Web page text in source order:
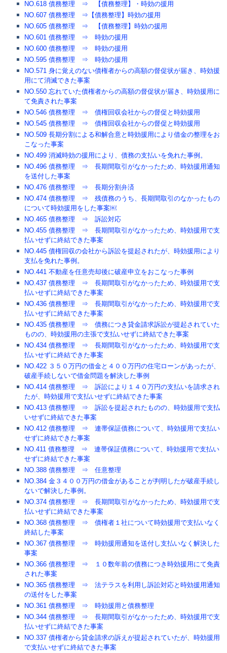
NO.618 債務整理 ⇒ 【債務整理】・時効の援用
NO.607 債務整理 ⇒【債務整理】時効の援用
NO.605 債務整理 ⇒ 【債務整理】時効の援用
NO.601 債務整理 ⇒ 時効の援用
NO.600 債務整理 ⇒ 時効の援用
NO.595 債務整理 ⇒ 時効の援用
NO.571 身に覚えのない債権者からの高額の督促状が届き、時効援
用にて消滅できた事案
NO.550 忘れていた債権者からの高額の督促状が届き、時効援用に
て免責された事案
NO.546 債務整理 ⇒ 債権回収会社からの督促と時効援用
NO.545 債務整理 ⇒ 債権回収会社からの督促と時効援用
NO.509 長期分割による和解合意と時効援用により借金の整理をお
こなった事案
NO.499 消滅時効の援用により、債務の支払いを免れた事例。
NO.496 債務整理 ⇒ 長期間取引がなかったため、時効援用通知
を送付した事案
NO.476 債務整理 ⇒ 長期分割弁済
NO.474 債務整理 ⇒ 残債務のうち、長期間取引のなかったもの
について時効援用をした事案￼
NO.465 債務整理 ⇒ 訴訟対応
NO.455 債務整理 ⇒ 長期間取引がなかったため、時効援用で支
払いせずに終結できた事案
NO.445 債権回収の会社から訴訟を提起されたが、時効援用により
支払を免れた事例。
NO.441 不動産を任意売却後に破産申立をおこなった事例
NO.437 債務整理 ⇒ 長期間取引がなかったため、時効援用で支
払いせずに終結できた事案
NO.436 債務整理 ⇒ 長期間取引がなかったため、時効援用で支
払いせずに終結できた事案
NO.435 債務整理 ⇒ 債務につき貸金請求訴訟が提起されていた
ものの、時効援用の主張で支払いせずに終結できた事案
NO.434 債務整理 ⇒ 長期間取引がなかったため、時効援用で支
払いせずに終結できた事案
NO.422 ３５０万円の借金と４００万円の住宅ローンがあったが、
破産手続しないで借金問題を解決した事例
NO.414 債務整理 ⇒ 訴訟により１４０万円の支払いを請求され
たが、時効援用で支払いせずに終結できた事案
NO.413 債務整理 ⇒ 訴訟を提起されたものの、時効援用で支払
いせずに終結できた事案
NO.412 債務整理 ⇒ 連帯保証債務について、時効援用で支払い
せずに終結できた事案
NO.411 債務整理 ⇒ 連帯保証債務について、時効援用で支払い
せずに終結できた事案
NO.388 債務整理 ⇒ 任意整理
NO.384 金３４００万円の借金があることが判明したが破産手続し
ないで解決した事例。
NO.374 債務整理 ⇒ 長期間取引がなかったため、時効援用で支
払いせずに終結できた事案
NO.368 債務整理 ⇒ 債権者１社について時効援用で支払いなく
終結した事案
NO.367 債務整理 ⇒ 時効援用通知を送付し支払いなく解決した
事案
NO.366 債務整理 ⇒ １０数年前の債務につき時効援用にて免責
された事案
NO.365 債務整理 ⇒ 法テラスを利用し訴訟対応と時効援用通知
の送付をした事案
NO.361 債務整理 ⇒ 時効援用と債務整理
NO.344 債務整理 ⇒ 長期間取引がなかったため、時効援用で支
払いせずに終結できた事案
NO.337 債権者から貸金請求の訴えが提起されていたが、時効援用
で支払いせずに終結できた事案